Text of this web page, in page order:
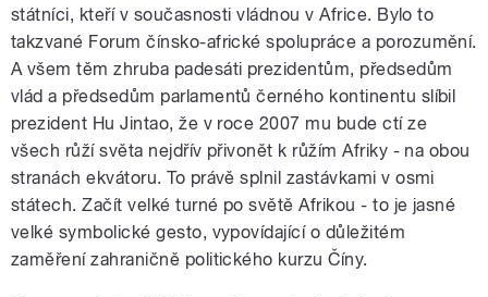
pause
státníci, kteří v současnosti vládnou v Africe. Bylo to
takzvané Forum čínsko-africké spolupráce a porozumění.
A všem těm zhruba padesáti prezidentům, předsedům
vlád a předsedům parlamentů černého kontinentu slíbil
prezident Hu Jintao, že v roce 2007 mu bude ctí ze
všech růží světa nejdřív přivonět k růžím Afriky - na obou
stranách ekvátoru. To právě splnil zastávkami v osmi
státech. Začít velké turné po světě Afrikou - to je jasné
velké symbolické gesto, vypovídající o důležitém
zaměření zahraničně politického kurzu Číny.